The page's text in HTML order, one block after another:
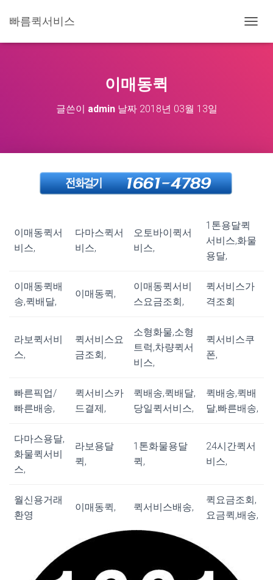
빠름퀵서비스
비
이매동퀵
글쓴이 admin날짜 2018년 03월 13일
이매동퀵서
비스,
다마스퀵서
비스,
오토바이퀵서
비스,
1톤용달퀵
서비스,화물
용달,
이매동퀵배
송,퀵배달,
이매동퀵,
이매동퀵서비
스요금조회,
퀵서비스가
격조회
라보퀵서비
스,
퀵서비스요
금조회,
소형화물,소형
트럭,차량퀵서
비스,
퀵서비스쿠
폰,
빠른픽업/
빠른배송,
퀵서비스카
드결제,
퀵배송,퀵배달,
당일퀵서비스,
퀵배송,퀵배
달,빠른배송,
다마스용달,
화물퀵서비
스,
라보용달
퀵,
1톤화물용달
퀵,
24시간퀵서
비스,
월신용거래
환영
이매동퀵, 퀵서비스배송,
퀵요금조회,
요금퀵,배송,